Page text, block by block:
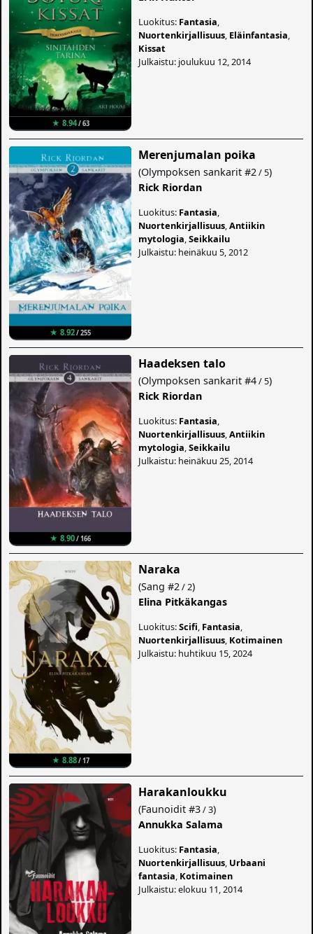
★ 8.94/ 63
Luokitus: Fantasia
Nuortenkirjallisuus Eläinfantasia
Kissat
Julkaistu: joulukuu 12, 2014
★ 8.92/ 255
Merenjumalan poika
(Olympoksen sankarit #2 / 5)
Rick Riordan
Luokitus: Fantasia
Nuortenkirjallisuus ,Antiikin
mytologia ,Seikkailu
Julkaistu: heinäkuu 5, 2012
★ 8.90/ 166
Haadeksen talo
(Olympoksen sankarit #4/ 5)
Rick Riordan
Luokitus: Fantasia
Nuortenkirjallisuus ,Antiikin
mytologia ,Seikkailu
Julkaistu: heinäkuu 25, 2014
★ 8.88/ 17
Naraka
(Sang #2 / 2)
Elina Pitkäkangas
Luokitus:Scifi Fantasia
Nuortenkirjallisuus Kotimainen
Julkaistu: huhtikuu 15, 2024
Harakanloukku
(Faunoidit #3/ 3)
Annukka Salama
Luokitus: Fantasia
Nuortenkirjallisuus Urbaani
fantasia Kotimainen
Julkaistu: elokuu 11, 2014